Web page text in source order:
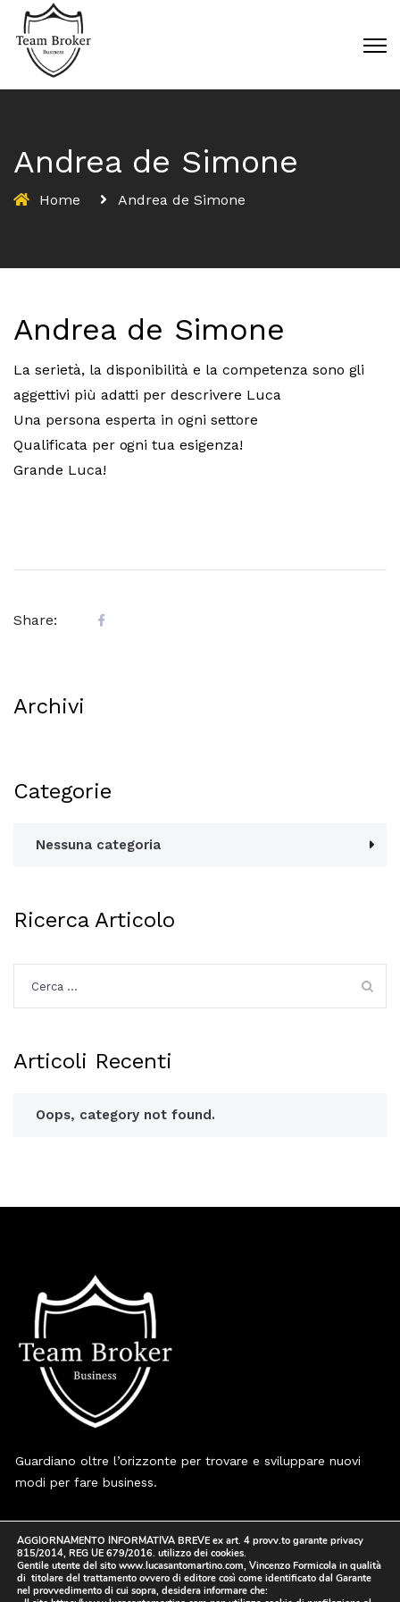
Andrea de Simone
Home Andrea de Simone
Andrea de Simone
La serietà, la disponibilità e la competenza sono gli
aggettivi più adatti per descrivere Luca
Una persona esperta in ogni settore
Qualificata per ogni tua esigenza!
Grande Luca!
Share:
Archivi
Categorie
Nessuna categoria
Ricerca Articolo
per:
Articoli Recenti
Oops, category not found.
Guardiano oltre l’orizzonte per trovare e sviluppare nuovi
modi per fare business.
I nostri Progetti
Riepilogo Contatti
Centro Il Faro, Via Nazionale delle Puglie 7 Casalnuovo
AGGIORNAMENTO INFORMATIVA BREVE ex art. 4 provv.to garante privacy
815/2014, REG UE 679/2016. utilizzo dei cookies.
Gentile utente del sito www.lucasantomartino.com, Vincenzo Formicola in qualità
di titolare del trattamento ovvero di editore così come identificato dal Garante
nel provvedimento di cui sopra, desidera informare che: